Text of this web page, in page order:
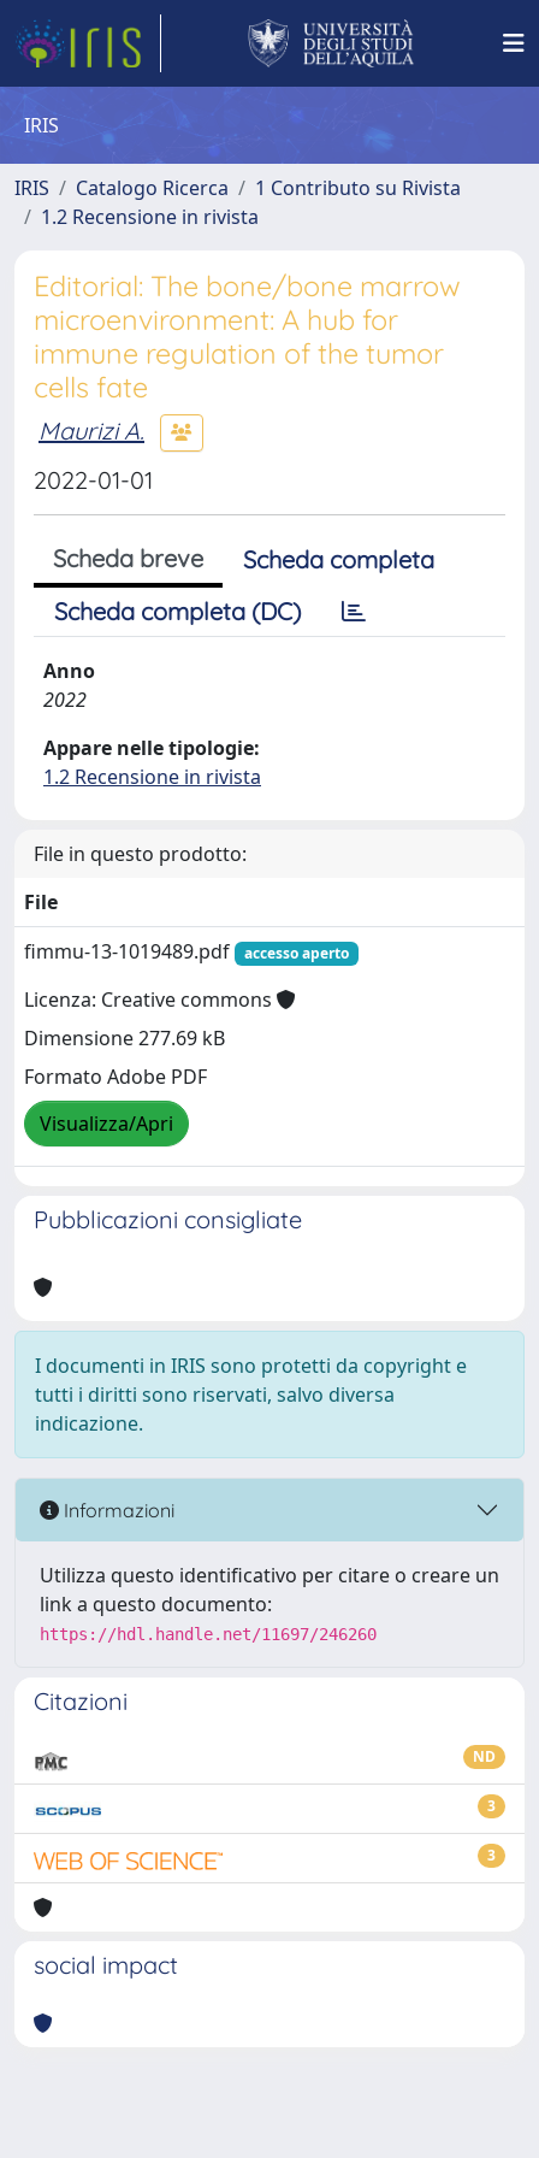
IRIS
IRIS Catalogo Ricerca
1 Contributo su Rivista
1.2 Recensione in rivista
Editorial: The bone/bone marrow
microenvironment: A hub for
immune regulation of the tumor
cells fate
Maurizi A.
2022-01-01
Scheda breve
Scheda completa
Scheda completa (DC)
Anno
2022
Appare nelle tipologie:
1.2 Recensione in rivista
File in questo prodotto:
File
fimmu-13-1019489.pdf
accesso aperto
Licenza: Creative commons
Dimensione 277.69 kB
Formato Adobe PDF
Visualizza/Apri
Pubblicazioni consigliate
I documenti in IRIS sono protetti da copyright e
tutti i diritti sono riservati, salvo diversa
indicazione.
Informazioni
Utilizza questo identificativo per citare o creare un
link a questo documento:
https://hdl.handle.net/11697/246260
Citazioni
ND
3
3
social impact